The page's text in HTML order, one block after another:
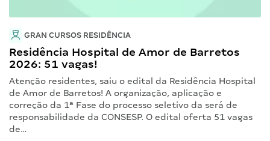
GRAN CURSOS RESIDÊNCIA
Residência Hospital de Amor de Barretos
2026: 51 vagas!
Atenção residentes, saiu o edital da Residência Hospital
de Amor de Barretos! A organização, aplicação e
correção da 1ª Fase do processo seletivo da será de
responsabilidade da CONSESP. O edital oferta 51 vagas
de…